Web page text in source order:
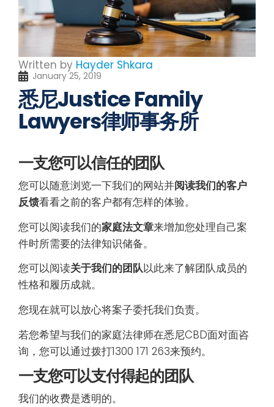
Written by Hayder Shkara
January 25, 2019
悉尼Justice Family
Lawyers律师事务所
一支您可以信任的团队
您可以随意浏览一下我们的网站并阅读我们的客户
反馈看看之前的客户都有怎样的体验。
您可以阅读我们的家庭法文章来增加您处理自己案
件时所需要的法律知识储备。
您可以阅读关于我们的团队以此来了解团队成员的
性格和履历成就。
您现在就可以放心将案子委托我们负责。
若您希望与我们的家庭法律师在悉尼CBD面对面咨
询，您可以通过拨打1300 171 263来预约。
一支您可以支付得起的团队
我们的收费是透明的。